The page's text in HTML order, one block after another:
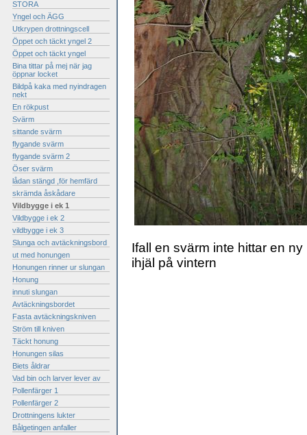
STORA
Yngel och ÄGG
Utkrypen drottningscell
Öppet och täckt yngel 2
Öppet och täckt yngel
Bina tittar på mej när jag
öppnar locket
Bildpå kaka med nyindragen
nekt
En rökpust
Svärm
sittande svärm
flygande svärm
flygande svärm 2
Öser svärm
lådan stängd ,för hemfärd
skrämda åskådare
Vildbygge i ek 1
Vildbygge i ek 2
vildbygge i ek 3
Slunga och avtäckningsbord
ut med honungen
Honungen rinner ur slungan
Honung
innuti slungan
Avtäckningsbordet
Fasta avtäckningskniven
Ström till kniven
Täckt honung
Honungen silas
Biets åldrar
Vad bin och larver lever av
Pollenfärger 1
Pollenfärger 2
Drottningens lukter
Bålgetingen anfaller
Ifall en svärm inte hittar en
ihjäl på vintern